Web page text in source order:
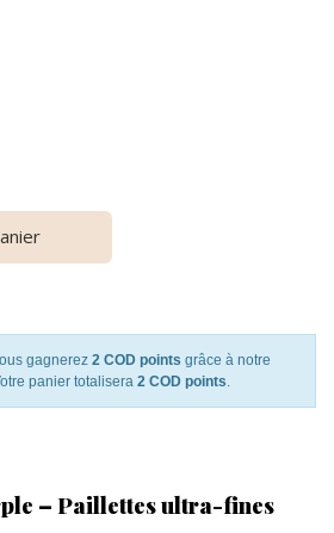
gagnerez 2 COD points grâce à notre
panier totalisera 2 COD points.
– Paillettes ultra-fines